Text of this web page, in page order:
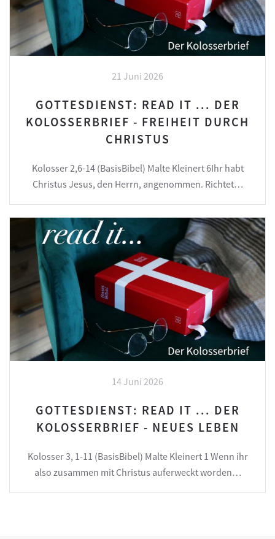
21 Juni 2026
GOTTESDIENST: READ IT ... DER
KOLOSSERBRIEF - FREIHEIT DURCH
CHRISTUS
Kolosser 2,6-14 (BasisBibel) Malte Kleinert 6Ihr habt
Christus Jesus, den Herrn, angenommen. Richtet…
14 Juni 2026
GOTTESDIENST: READ IT ... DER
KOLOSSERBRIEF - NEUES LEBEN
Kolosser 3, 1-11 (BasisBibel) Malte Kleinert 1 Wenn ihr
also zusammen mit Christus auferweckt worden…